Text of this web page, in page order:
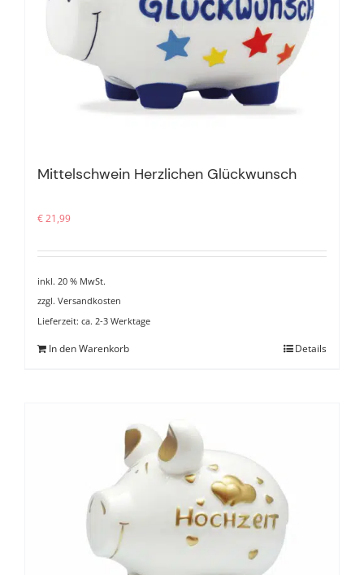
Mittelschwein Herzlichen Glückwunsch
€21,99
inkl. 20 % MwSt.
zzgl. Versandkosten
Lieferzeit: ca. 2-3 Werktage
In den Warenkorb Details